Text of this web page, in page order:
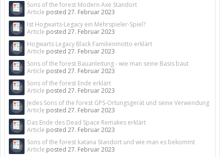
Sons of the forest Modern Axe Standort
Article posted 27. Februar 2023
Ist Hogwarts-Legacy ein Mehrspieler-Spiel?
Article posted 27. Februar 2023
Hogwarts Legacy Black Familienmotto erklärt
Article posted 27. Februar 2023
Sons of the forest Bauanleitung - wie man seine Basis baut
Article posted 27. Februar 2023
Sons of the forest Ende erklärt
Article posted 27. Februar 2023
Jedes Sons of the forest GPS-Ortungsgerät und seine Verwendung
Article posted 27. Februar 2023
Das Ende des Dead Space Remakes erklärt
Article posted 27. Februar 2023
Sons of the forest katana Standort und wie man es bekommt
Article posted 27. Februar 2023